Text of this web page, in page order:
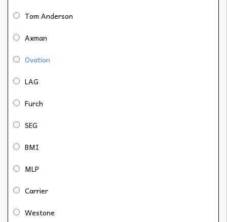
Tom Anderson
Axman
Ovation
LAG
Furch
SEG
BMI
MLP
Carrier
Westone